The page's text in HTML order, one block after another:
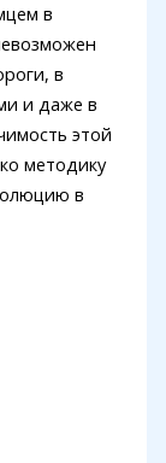
в
в
и даже в
этой
методику
в